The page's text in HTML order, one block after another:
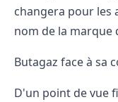
changera pour les
nom de la marque
Butagaz face à sa
D'un point de vue